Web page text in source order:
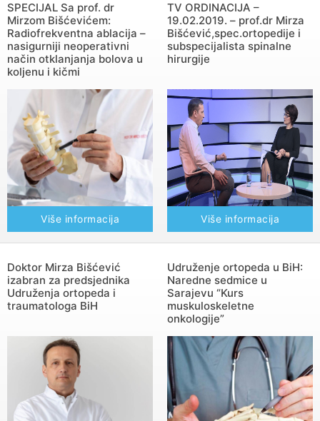
SPECIJAL Sa prof. dr
Mirzom Bišćevićem:
Radiofrekventna ablacija –
nasigurniji neoperativni
način otklanjanja bolova u
koljenu i kičmi
Više informacija
TV ORDINACIJA –
19.02.2019. – prof.dr Mirza
Bišćević,spec.ortopedije i
subspecijalista spinalne
hirurgije
Više informacija
Doktor Mirza Bišćević
izabran za predsjednika
Udruženja ortopeda i
traumatologa BiH
Udruženje ortopeda u BiH:
Naredne sedmice u
Sarajevu “Kurs
muskuloskeletne
onkologije”